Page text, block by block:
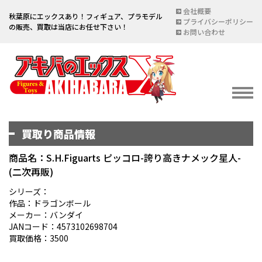
秋葉原にエックスあり！フィギュア、プラモデル
の販売、買取は当店にお任せ下さい！
会社概要
プライバシーポリシー
お問い合わせ
イベント情報
宅配買取のご案内
DELIVERY PURCHASE
買取お申し込み
ASSESSMENT
買取り商品情報
商品名：S.H.Figuarts ピッコロ-誇り高きナメック星人-
(二次再販)
シリーズ：
作品：ドラゴンボール
メーカー：バンダイ
JANコード：4573102698704
買取価格：3500